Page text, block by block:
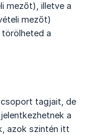
mezőt), illetve a
mezőt)
a
tagjait, de
a
azok szintén itt